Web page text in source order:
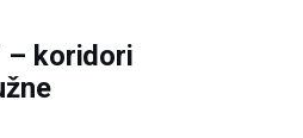
– koridori